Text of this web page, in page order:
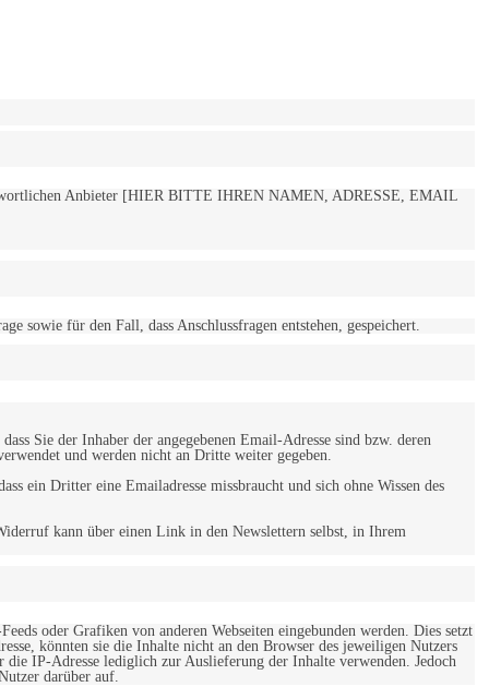
Anbieter [HIER BITTE IHREN NAMEN, ADRESSE, EMAIL
sowie für den Fall, dass Anschlussfragen entstehen, gespeichert.
Sie der Inhaber der angegebenen Email-Adresse sind bzw. deren
und werden nicht an Dritte weiter gegeben.
ein Dritter eine Emailadresse missbraucht und sich ohne Wissen des
kann über einen Link in den Newslettern selbst, in Ihrem
oder Grafiken von anderen Webseiten eingebunden werden. Dies setzt
könnten sie die Inhalte nicht an den Browser des jeweiligen Nutzers
IP-Adresse lediglich zur Auslieferung der Inhalte verwenden. Jedoch
darüber auf.